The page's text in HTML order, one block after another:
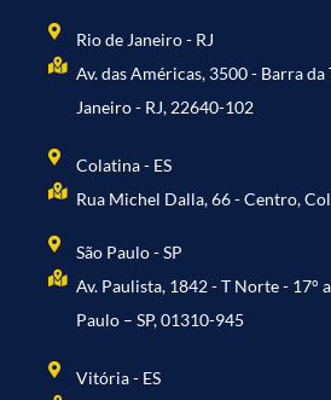
Rio de Janeiro - RJ
Av. das Américas, 3500 - Barra da
Janeiro - RJ, 22640-102
Colatina - ES
Rua Michel Dalla, 66 - Centro,
São Paulo - SP
Av. Paulista, 1842 - T Norte - 17°
Paulo – SP, 01310-945
Vitória - ES